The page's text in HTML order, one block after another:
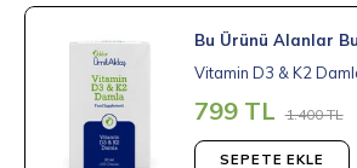
Bu Ürünü Alanlar
Vitamin D3 & K2
799 TL 1.400 TL
SEPETE EKLE